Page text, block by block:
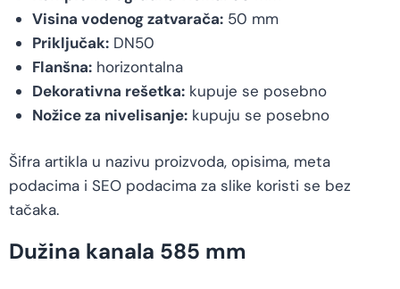
Visina vodenog zatvarača:50 mm
Priključak:DN50
Flanšna:horizontalna
Dekorativna rešetka:kupuje se posebno
Nožice za nivelisanje:kupuju se posebno
Šifra artikla u nazivu proizvoda, opisima, meta
podacima i SEO podacima za slike koristi se bez
tačaka.
Dužina kanala 585 mm